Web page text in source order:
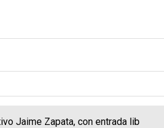
Jaime Zapata, con entrada lib